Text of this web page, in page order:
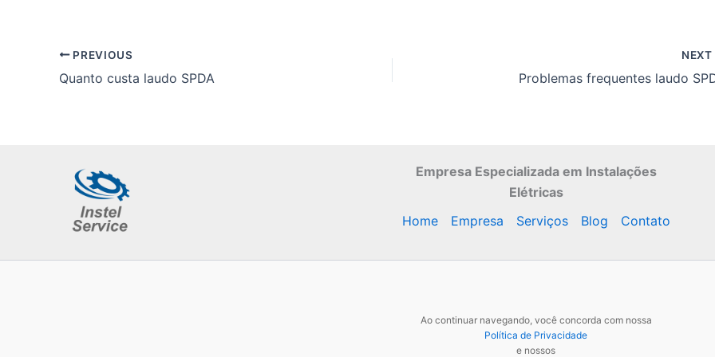
PREVIOUS
Quanto custa laudo SPDA
NEXT
Problemas frequentes laudo
Empresa Especializada em Instalações
Elétricas
Home
Empresa Serviços Blog Contato
Ao continuar navegando, você concorda com nossa
Política de Privacidade
e nossos